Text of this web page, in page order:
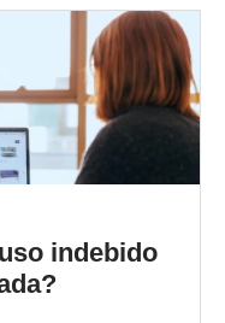
indebido